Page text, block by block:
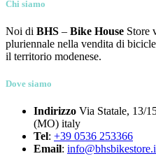
Tag prodotto
Prodotto Marchio
Prodotto Stagione
Chi siamo
Noi di BHS – Bike House Store
pluriennale nella vendita di
il territorio modenese.
Dove siamo
Indirizzo Via Statale, 13/
(MO) italy
Tel: +39 0536 253366
Email: